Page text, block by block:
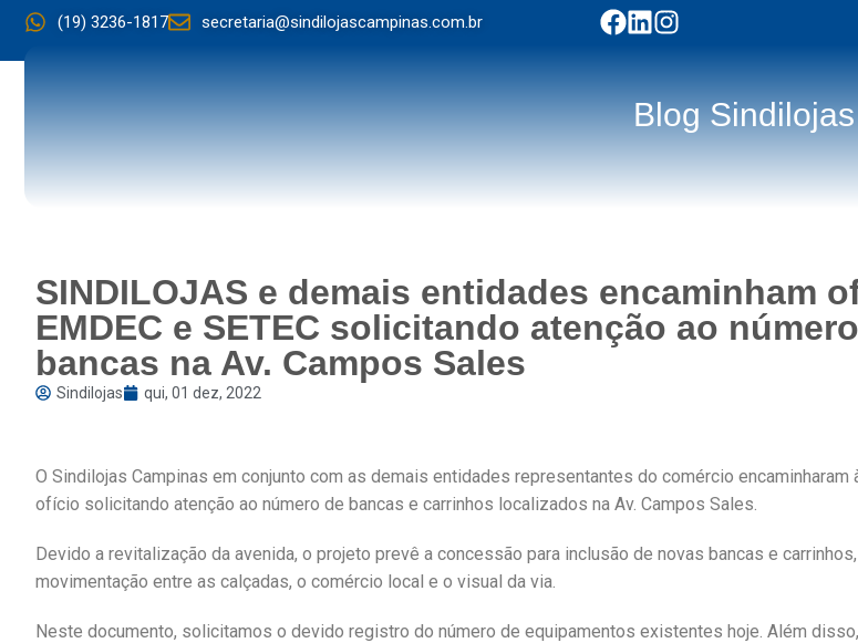
(19) 3236-1817 secretaria@sindilojascampinas.com.br
Blog Sindilojas
SINDILOJAS e demais entidades encaminham
EMDEC e SETEC solicitando atenção ao
bancas na Av. Campos Sales
Sindilojas qui, 01 dez, 2022
O Sindilojas Campinas em conjunto com as demais entidades representantes do comércio encaminharam
ofício solicitando atenção ao número de bancas e carrinhos localizados na Av. Campos Sales.
Devido a revitalização da avenida, o projeto prevê a concessão para inclusão de novas bancas e
movimentação entre as calçadas, o comércio local e o visual da via.
Neste documento, solicitamos o devido registro do número de equipamentos existentes hoje. Além